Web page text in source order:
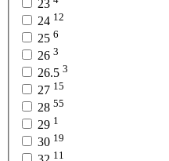
23
24 12
25 6
26 3
26.5 3
27 15
28 55
29 1
30 19
11